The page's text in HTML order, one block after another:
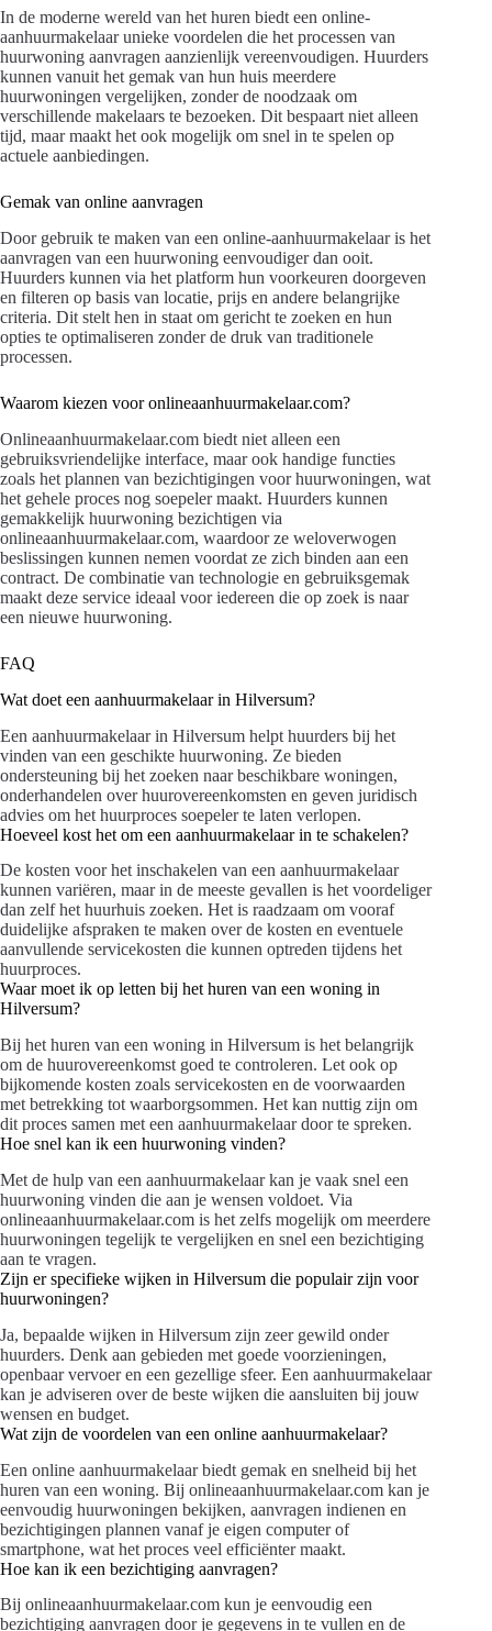
In de moderne wereld van het huren biedt een online-
aanhuurmakelaar unieke voordelen die het processen van
huurwoning aanvragen aanzienlijk vereenvoudigen. Huurders
kunnen vanuit het gemak van hun huis meerdere
huurwoningen vergelijken, zonder de noodzaak om
verschillende makelaars te bezoeken. Dit bespaart niet alleen
tijd, maar maakt het ook mogelijk om snel in te spelen op
actuele aanbiedingen.
Gemak van online aanvragen
Door gebruik te maken van een online-aanhuurmakelaar is het
aanvragen van een huurwoning eenvoudiger dan ooit.
Huurders kunnen via het platform hun voorkeuren doorgeven
en filteren op basis van locatie, prijs en andere belangrijke
criteria. Dit stelt hen in staat om gericht te zoeken en hun
opties te optimaliseren zonder de druk van traditionele
processen.
Waarom kiezen voor onlineaanhuurmakelaar.com?
Onlineaanhuurmakelaar.com biedt niet alleen een
gebruiksvriendelijke interface, maar ook handige functies
zoals het plannen van bezichtigingen voor huurwoningen, wat
het gehele proces nog soepeler maakt. Huurders kunnen
gemakkelijk huurwoning bezichtigen via
onlineaanhuurmakelaar.com, waardoor ze weloverwogen
beslissingen kunnen nemen voordat ze zich binden aan een
contract. De combinatie van technologie en gebruiksgemak
maakt deze service ideaal voor iedereen die op zoek is naar
een nieuwe huurwoning.
FAQ
Wat doet een aanhuurmakelaar in Hilversum?
Een aanhuurmakelaar in Hilversum helpt huurders bij het
vinden van een geschikte huurwoning. Ze bieden
ondersteuning bij het zoeken naar beschikbare woningen,
onderhandelen over huurovereenkomsten en geven juridisch
advies om het huurproces soepeler te laten verlopen.
Hoeveel kost het om een aanhuurmakelaar in te schakelen?
De kosten voor het inschakelen van een aanhuurmakelaar
kunnen variëren, maar in de meeste gevallen is het voordeliger
dan zelf het huurhuis zoeken. Het is raadzaam om vooraf
duidelijke afspraken te maken over de kosten en eventuele
aanvullende servicekosten die kunnen optreden tijdens het
huurproces.
Waar moet ik op letten bij het huren van een woning in
Hilversum?
Bij het huren van een woning in Hilversum is het belangrijk
om de huurovereenkomst goed te controleren. Let ook op
bijkomende kosten zoals servicekosten en de voorwaarden
met betrekking tot waarborgsommen. Het kan nuttig zijn om
dit proces samen met een aanhuurmakelaar door te spreken.
Hoe snel kan ik een huurwoning vinden?
Met de hulp van een aanhuurmakelaar kan je vaak snel een
huurwoning vinden die aan je wensen voldoet. Via
onlineaanhuurmakelaar.com is het zelfs mogelijk om meerdere
huurwoningen tegelijk te vergelijken en snel een bezichtiging
aan te vragen.
Zijn er specifieke wijken in Hilversum die populair zijn voor
huurwoningen?
Ja, bepaalde wijken in Hilversum zijn zeer gewild onder
huurders. Denk aan gebieden met goede voorzieningen,
openbaar vervoer en een gezellige sfeer. Een aanhuurmakelaar
kan je adviseren over de beste wijken die aansluiten bij jouw
wensen en budget.
Wat zijn de voordelen van een online aanhuurmakelaar?
Een online aanhuurmakelaar biedt gemak en snelheid bij het
huren van een woning. Bij onlineaanhuurmakelaar.com kan je
eenvoudig huurwoningen bekijken, aanvragen indienen en
bezichtigingen plannen vanaf je eigen computer of
smartphone, wat het proces veel efficiënter maakt.
Hoe kan ik een bezichtiging aanvragen?
Bij onlineaanhuurmakelaar.com kun je eenvoudig een
bezichtiging aanvragen door je gegevens in te vullen en de